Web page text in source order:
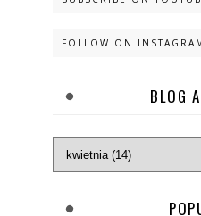
FOLLOW ON
BLOG